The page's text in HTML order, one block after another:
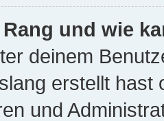
und wie
deinem
erstellt
und